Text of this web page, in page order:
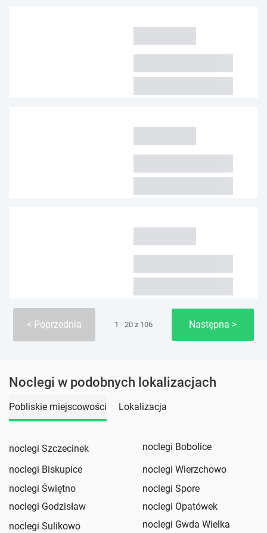
Poprzednia 1 - 20 z 106 Następna
Noclegi w podobnych lokalizacjach
Pobliskie miejscowości Lokalizacja
noclegi Szczecinek
noclegi Bobolice
noclegi Biskupice
noclegi Wierzchowo
noclegi Świętno
noclegi Spore
noclegi Godzisław
noclegi Opatówek
noclegi Sulikowo
noclegi Gwda Wielka